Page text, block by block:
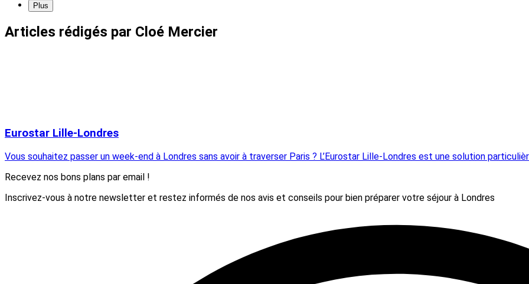
Plus
Articles rédigés par Cloé Mercier
Eurostar Lille-Londres
Vous souhaitez passer un week-end à Londres sans avoir à traverser Paris ? L’Eurostar Lille-Londres est une solution
Recevez nos bons plans par email !
Inscrivez-vous à notre newsletter et restez informés de nos avis et conseils pour bien préparer votre séjour à Londres